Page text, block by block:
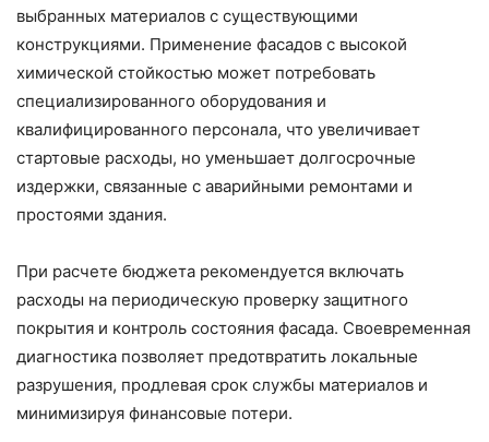
выбранных материалов с существующими
конструкциями. Применение фасадов с высокой
химической стойкостью может потребовать
специализированного оборудования и
квалифицированного персонала, что увеличивает
стартовые расходы, но уменьшает долгосрочные
издержки, связанные с аварийными ремонтами и
простоями здания.
При расчете бюджета рекомендуется включать
расходы на периодическую проверку защитного
покрытия и контроль состояния фасада. Своевременная
диагностика позволяет предотвратить локальные
разрушения, продлевая срок службы материалов и
минимизируя финансовые потери.